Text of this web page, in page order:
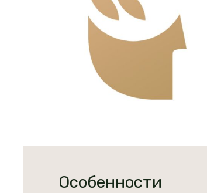
Особенности